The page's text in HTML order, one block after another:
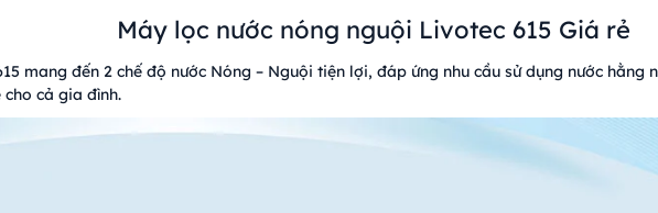
Máy lọc nước nóng nguội Livotec 615 Giá rẻ
mang đến 2 chế độ nước Nóng – Nguội tiện lợi, đáp ứng nhu cầu sử dụng nước
cả gia đình.